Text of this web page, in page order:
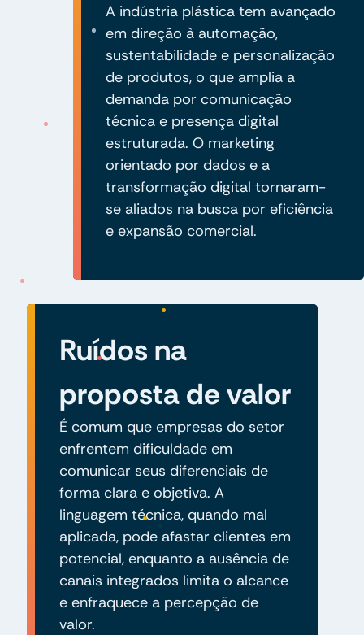
A indústria plástica tem avançado
em direção à automação,
sustentabilidade e personalização
de produtos, o que amplia a
demanda por comunicação
técnica e presença digital
estruturada. O marketing
orientado por dados e a
transformação digital tornaram-
se aliados na busca por eficiência
e expansão comercial.
Ruídos na
proposta de valor
É comum que empresas do setor
enfrentem dificuldade em
comunicar seus diferenciais de
forma clara e objetiva. A
linguagem técnica, quando mal
aplicada, pode afastar clientes em
potencial, enquanto a ausência de
canais integrados limita o alcance
e enfraquece a percepção de
valor.